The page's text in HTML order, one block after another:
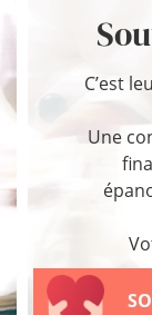
C’est
Une